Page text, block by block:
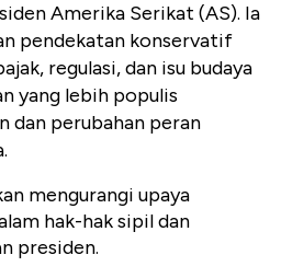
Amerika Serikat (AS). Ia
pendekatan konservatif
regulasi, dan isu budaya
yang lebih populis
dan perubahan peran
mengurangi upaya
hak-hak sipil dan
presiden.